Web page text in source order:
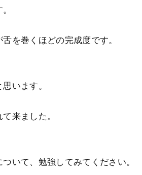
を巻くほどの完成度です。
います。
来ました。
いて、勉強してみてください。